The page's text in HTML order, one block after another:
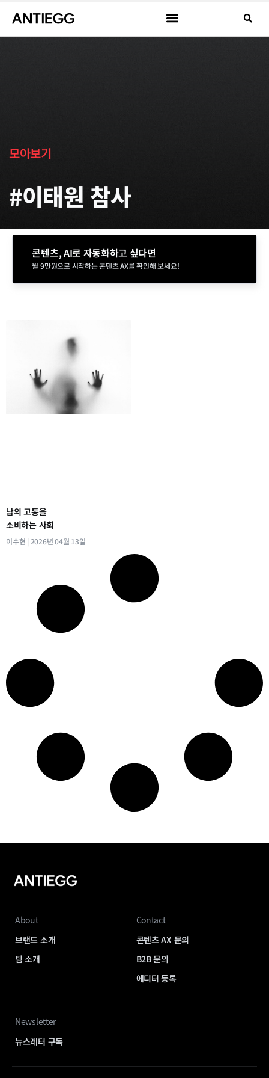
모아보기
#이태원 참사
콘텐츠, AI로 자동화하고 싶다면
월 9만원으로 시작하는 콘텐츠 AX를 확인해 보세요!
남의 고통을
소비하는 사회
이수현 2026년 04월 13일
About
브랜드 소개
팀 소개
Contact
콘텐츠 AX 문의
B2B 문의
에디터 등록
Newsletter
뉴스레터 구독